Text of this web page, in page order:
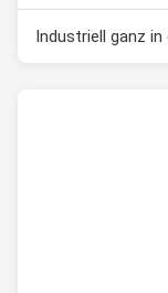
Industriell ganz